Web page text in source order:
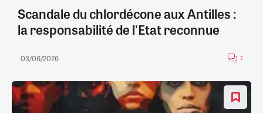
Scandale du chlordécone aux Antilles :
la responsabilité de l'Etat reconnue
03/06/2026 7